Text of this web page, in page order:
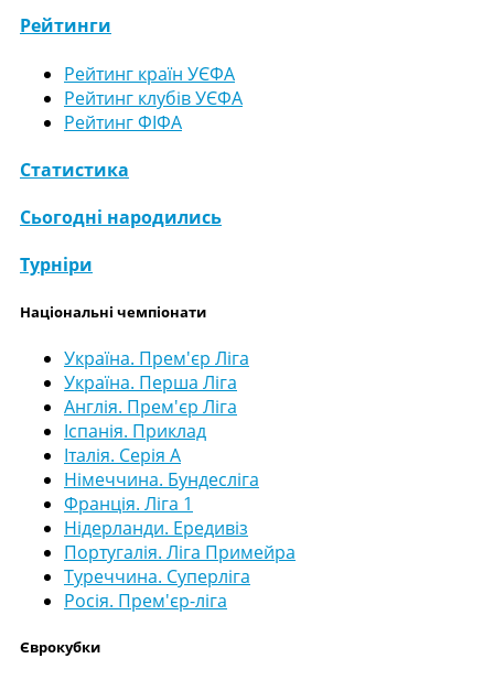
Рейтинги
Рейтинг країн УЄФА
Рейтинг клубів УЄФА
Рейтинг ФІФА
Статистика
Сьогодні народились
Турніри
Національні чемпіонати
Україна. Прем'єр Ліга
Україна. Перша Ліга
Англія. Прем'єр Ліга
Іспанія. Приклад
Італія. Серія А
Німеччина. Бундесліга
Франція. Ліга 1
Нідерланди. Ередивіз
Португалія. Ліга Примейра
Туреччина. Суперліга
Росія. Прем'єр-ліга
Єврокубки